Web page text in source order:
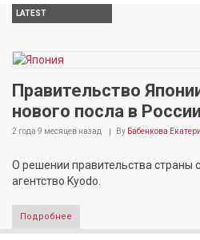
LATEST
Правительство
нового посла в России
2 года 9 месяцев назад By Бабенкова
О решении правительства
агентство Kyodo.
Подробнее